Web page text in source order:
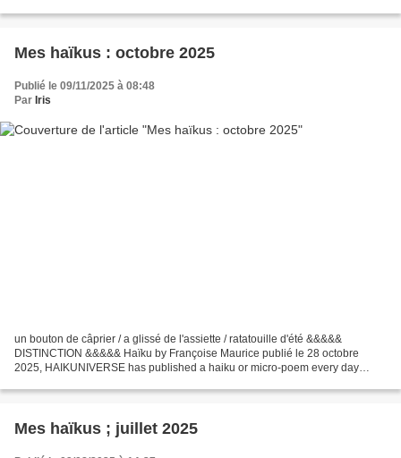
Mes haïkus : octobre 2025
Publié le 09/11/2025 à 08:48
Par Iris
un bouton de câprier / a glissé de l'assiette / ratatouille d'été &&&&&
DISTINCTION &&&&& Haïku by Françoise Maurice publié le 28 octobre
2025, HAIKUNIVERSE has published a haiku or micro-poem every day
Mes haïkus ; juillet 2025